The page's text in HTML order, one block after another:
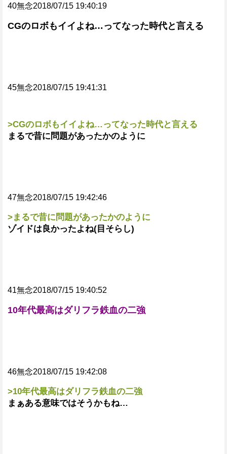
40無念2018/07/15 19:40:19
CGのロボもイイよね…ってなった時代と言える
45無念2018/07/15 19:41:31
>CGのロボもイイよね…ってなった時代と言える
まるで昔に問題があったかのように
47無念2018/07/15 19:42:46
>まるで昔に問題があったかのように
ゾイドは良かったよね(目そらし)
41無念2018/07/15 19:40:52
10年代最高はダリフラ鉄血の二強
46無念2018/07/15 19:42:08
>10年代最高はダリフラ鉄血の二強
まぁある意味ではそうかもね…